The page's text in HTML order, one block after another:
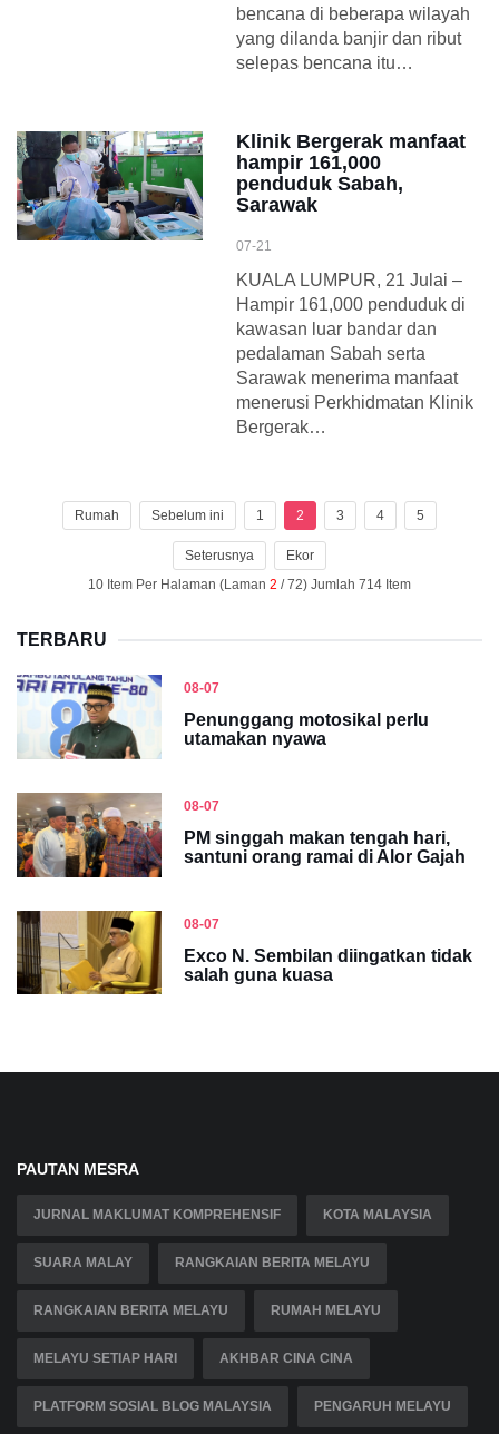
bencana di beberapa wilayah
yang dilanda banjir dan ribut
selepas bencana itu…
Klinik Bergerak manfaat
hampir 161,000
penduduk Sabah,
Sarawak
07-21
KUALA LUMPUR, 21 Julai –
Hampir 161,000 penduduk di
kawasan luar bandar dan
pedalaman Sabah serta
Sarawak menerima manfaat
menerusi Perkhidmatan Klinik
Bergerak…
Rumah Sebelum ini 1 2 3 4 5
Seterusnya
Ekor
10 Item Per Halaman (Laman 2 / 72) Jumlah 714 Item
TERBARU
08-07
Penunggang motosikal perlu
utamakan nyawa
08-07
PM singgah makan tengah hari,
santuni orang ramai di Alor Gajah
08-07
Exco N. Sembilan diingatkan tidak
salah guna kuasa
PAUTAN MESRA
JURNAL MAKLUMAT KOMPREHENSIF KOTA MALAYSIA
SUARA MALAY RANGKAIAN BERITA MELAYU
RANGKAIAN BERITA MELAYU RUMAH MELAYU
MELAYU SETIAP HARI AKHBAR CINA CINA
PLATFORM SOSIAL BLOG MALAYSIA PENGARUH MELAYU